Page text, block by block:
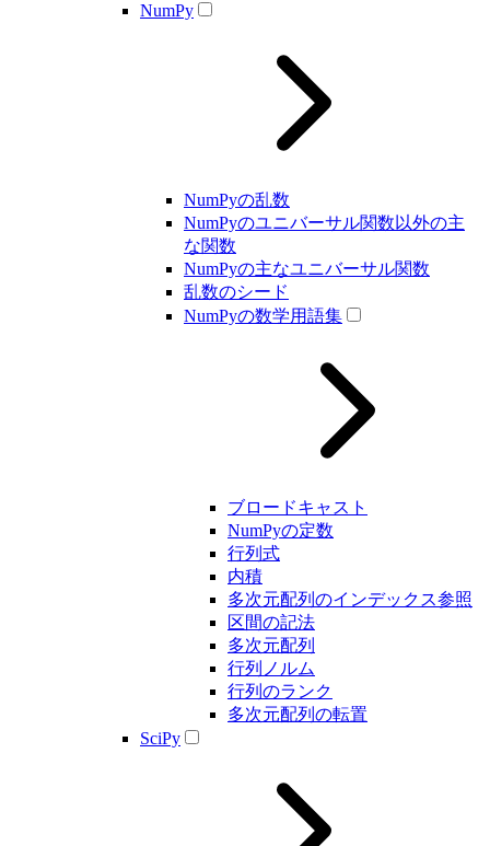
NumPy
NumPyの乱数
NumPyのユニバーサル関数以外の主
な関数
NumPyの主なユニバーサル関数
乱数のシード
NumPyの数学用語集
ブロードキャスト
NumPyの定数
行列式
内積
多次元配列のインデックス参照
区間の記法
多次元配列
行列ノルム
行列のランク
多次元配列の転置
SciPy